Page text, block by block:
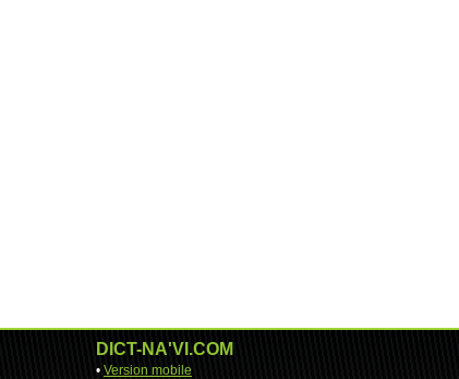
DICT-NA'VI.COM
• Version mobile